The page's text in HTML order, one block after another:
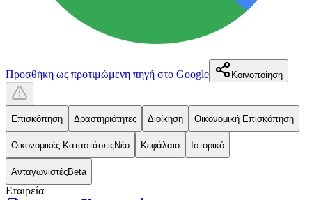
Προσθήκη ως προτιμώμενη πηγή στο Google Κοινοποίηση
Επισκόπηση Δραστηριότητες Διοίκηση Οικονομική Επισκόπηση
Οικονομικές ΚαταστάσειςΝέο Κεφάλαιο Ιστορικό
ΑνταγωνιστέςBeta
Εταιρεία